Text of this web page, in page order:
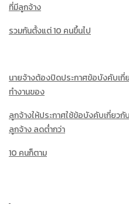
ที่มีลูกจ้าง
รวมกันตั้งแต่ 10 คนขึ้นไป
นายจ้างต้องปิดประกาศข้อบังคับเกี่
ทำงานของ
ลูกจ้างให้ประกาศใช้ข้อบังคับเกี่ยวกั
ลูกจ้าง ลดต่ำกว่า
10 คนก็ตาม